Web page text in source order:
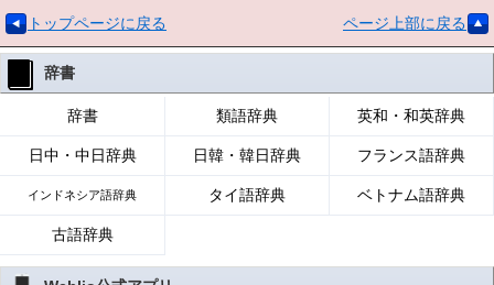
トップページに戻る ページ上部に戻る
辞書
辞書 類語辞典 英和・和英辞典
日中・中日辞典 日韓・韓日辞典 フランス語辞典
インドネシア語辞典 タイ語辞典 ベトナム語辞典
古語辞典